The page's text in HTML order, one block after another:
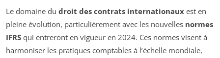
Le domaine du droit des contrats internationaux est en
pleine évolution, particulièrement avec les nouvelles normes
IFRS qui entreront en vigueur en 2024. Ces normes visent à
harmoniser les pratiques comptables à l’échelle mondiale,